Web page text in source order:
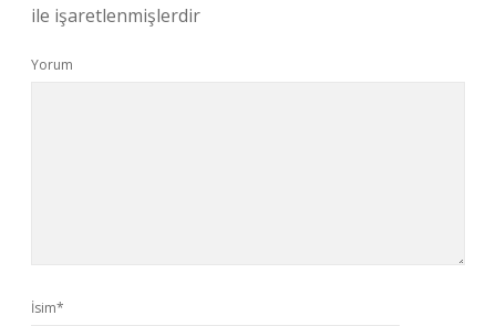
ile işaretlenmişlerdir
Yorum
İsim*